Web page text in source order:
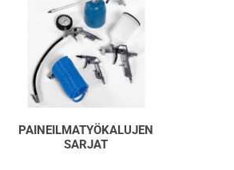
PAINEILMATYÖKALUJEN
SARJAT